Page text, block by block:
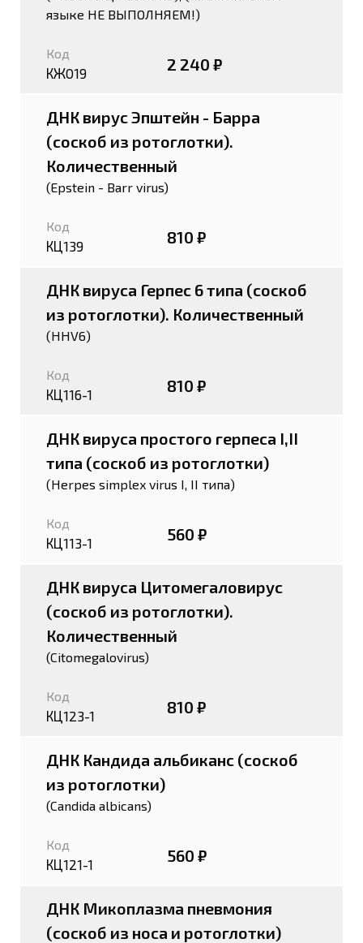
языке НЕ ВЫПОЛНЯЕМ!)
Код
КЖ019 2 240 ₽
ДНК вирус Эпштейн - Барра
(соскоб из ротоглотки).
Количественный
(Epstein - Barr virus)
Код
КЦ139 810 ₽
ДНК вируса Герпес 6 типа (соскоб
из ротоглотки). Количественный
(HHV6)
Код
КЦ116-1 810 ₽
ДНК вируса простого герпеса I,II
типа (соскоб из ротоглотки)
(Herpes simplex virus I, II типа)
Код
КЦ113-1 560 ₽
ДНК вируса Цитомегаловирус
(соскоб из ротоглотки).
Количественный
(Citomegalovirus)
Код
КЦ123-1 810 ₽
ДНК Кандида альбиканс (соскоб
из ротоглотки)
(Candida albicans)
Код
КЦ121-1 560 ₽
ДНК Микоплазма пневмония
(соскоб из носа и ротоглотки)